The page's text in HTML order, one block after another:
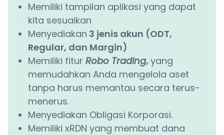
Memiliki tampilan aplikasi yang dapat
kita sesuaikan
Menyediakan 3 jenis akun (ODT,
Regular, dan Margin)
Memiliki fitur Robo Trading, yang
memudahkan Anda mengelola aset
tanpa harus memantau secara terus-
menerus.
Menyediakan Obligasi Korporasi.
Memiliki xRDN yang membuat dana